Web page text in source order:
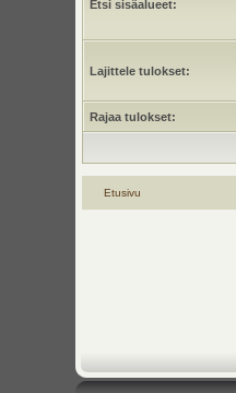
Etsi sisäalueet:
Lajittele tulokset:
Rajaa tulokset:
Etusivu